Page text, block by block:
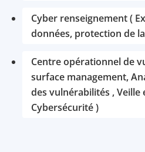
Cyber renseignement (
données, protection de
Centre opérationnel de
surface management,
des vulnérabilités , Veille
Cybersécurité )